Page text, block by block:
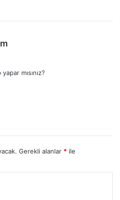
i
mısınız?
Gerekli alanlar * ile